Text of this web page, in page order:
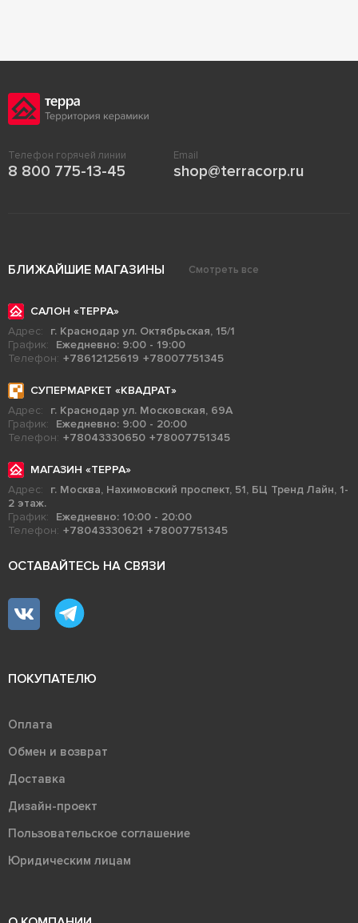
Телефон горячей линии
8 800 775-13-45
Email
shop@terracorp.ru
БЛИЖАЙШИЕ МАГАЗИНЫ Смотреть все
САЛОН «ТЕРРА»
Адрес:
г. Краснодар ул. Октябрьская, 15/1
График:
Ежедневно: 9:00 - 19:00
Телефон: +78612125619 +78007751345
СУПЕРМАРКЕТ «КВАДРАТ»
Адрес:
г. Краснодар ул. Московская, 69А
График:
Ежедневно: 9:00 - 20:00
Телефон: +78043330650 +78007751345
МАГАЗИН «ТЕРРА»
Адрес:
г. Москва, Нахимовский проспект, 51, БЦ Тренд Лайн, 1-
2 этаж.
График:
Ежедневно: 10:00 - 20:00
Телефон: +78043330621 +78007751345
ОСТАВАЙТЕСЬ НА СВЯЗИ
ПОКУПАТЕЛЮ
Оплата
Обмен и возврат
Доставка
Дизайн-проект
Пользовательское соглашение
Юридическим лицам